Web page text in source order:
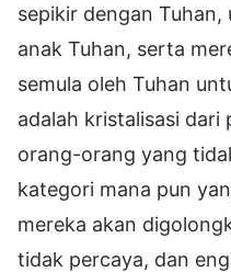
sepikir dengan
anak Tuhan, serta
semula oleh Tuhan
adalah kristalisasi dari
orang-orang yang
kategori mana pun
mereka akan
tidak percaya, dan